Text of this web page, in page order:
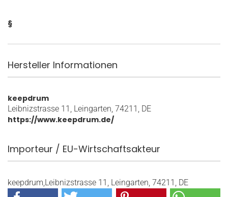
§
Hersteller Informationen
keepdrum
Leibnizstrasse 11, Leingarten, 74211, DE
https://www.keepdrum.de/
Importeur / EU-Wirtschaftsakteur
keepdrum,Leibnizstrasse 11, Leingarten, 74211, DE